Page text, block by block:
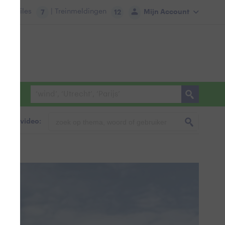
Mijn Account
Files 7 | Treinmeldingen 12
& video: